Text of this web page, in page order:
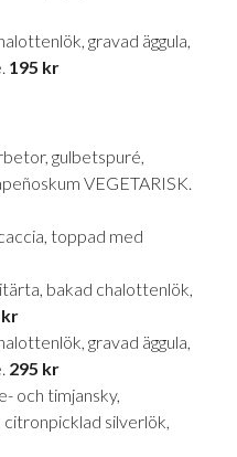
gravad äggula,
195 kr
gulbetspuré,
VEGETARISK.
toppad med
bakad chalottenlök,
kr
gravad äggula,
295 kr
och timjansky,
silverlök,